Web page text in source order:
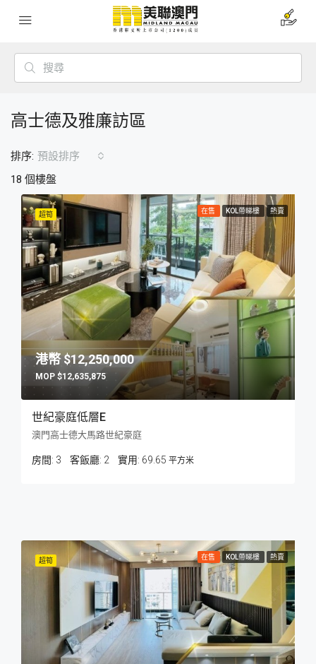
高士德及雅廉訪區
18 個樓盤
排序: 預設排序
超筍 在售 KOL帶睇樓 熱賣
$12,250,000
$12,635,875
世紀豪庭低層E
澳門高士德大馬路世紀豪庭
房間: 3 客飯廳: 2 69.65 平方米
超筍 在售 KOL帶睇樓 熱賣